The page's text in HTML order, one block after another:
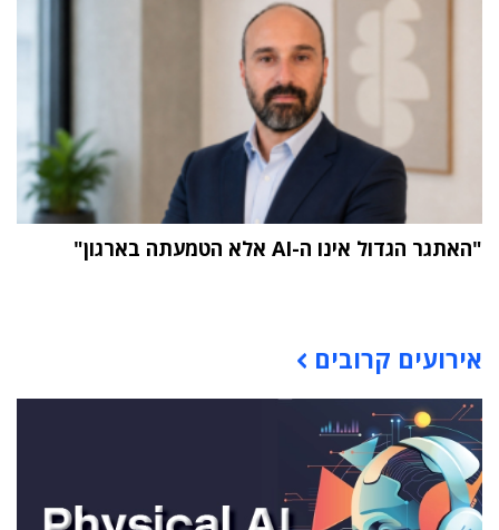
"האתגר הגדול אינו ה-AI אלא הטמעתה בארגון"
אירועים קרובים